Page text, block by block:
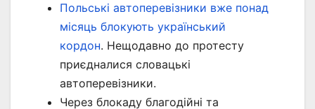
Польські автоперевізники вже понад
місяць блокують український
кордон. Нещодавно до протесту
приєдналися словацькі
автоперевізники.
Через блокаду благодійні та